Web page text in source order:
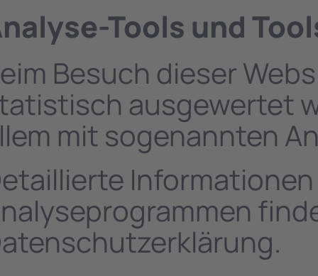
Tools und
Besuch dieser
ausgewertet
mit sogenannten